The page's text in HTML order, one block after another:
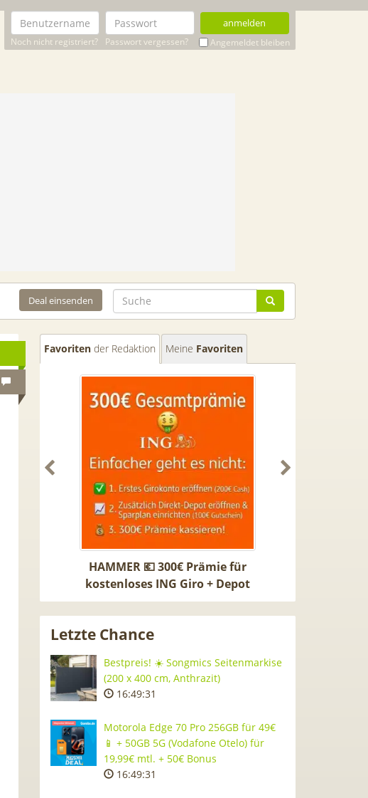
anmelden
Noch nicht registriert? Passwort vergessen? Angemeldet bleiben
Deal einsenden
Favoriten der Redaktion Meine Favoriten
HAMMER 💶 300€ Prämie für
kostenloses ING Giro + Depot
(1.000€ Geldeingang / U28) +
gratis VISA + 3,75% Zinsen
40€ Gutschein 🎮
Switch 2 Pokopia für
50GB 5G Vodafone
29,99€ mtl. + 100€
Letzte Chance
Bestpreis! ☀️ Songmics Seitenmarkise
(200 x 400 cm, Anthrazit)
16:49:30
Motorola Edge 70 Pro 256GB für 49€
📱 + 50GB 5G (Vodafone Otelo) für
19,99€ mtl. + 50€ Bonus
16:49:30